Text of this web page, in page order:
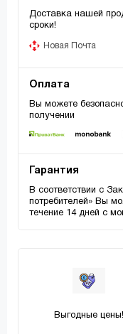
Доставка нашей
сроки!
Новая Почта
Оплата
Вы можете
получении
Гарантия
В соответствии с
потребителей» Вы
течение 14 дней с
Выгодные цены!